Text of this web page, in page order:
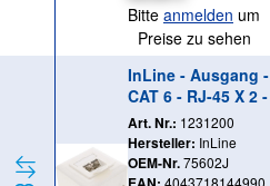
Bitte anmelden um
Preise zu sehen
InLine - Ausgang
CAT 6 - RJ-45 X 2
Art. Nr.: 1231200
Hersteller: InLine
OEM-Nr.75602J